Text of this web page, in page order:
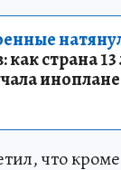
страна 13
что кроме